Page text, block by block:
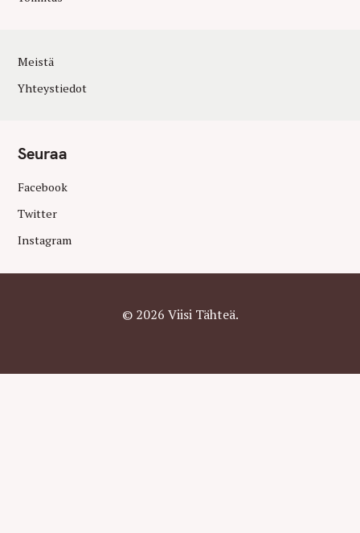
Meistä
Yhteystiedot
Seuraa
Facebook
Twitter
Instagram
© 2026 Viisi Tähteä.